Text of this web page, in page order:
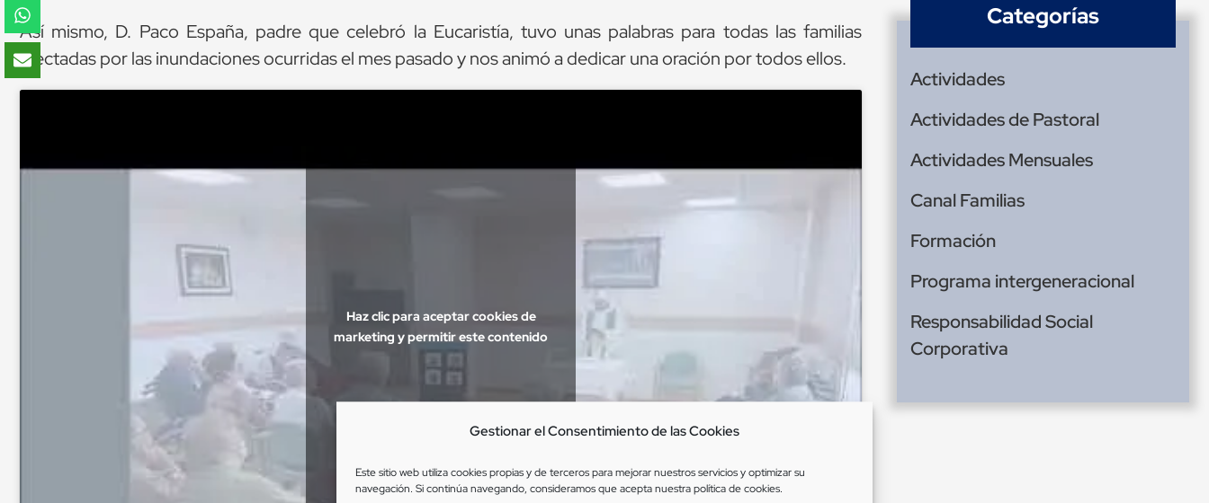
Gestionar el Consentimiento de las Cookies
Este sitio web utiliza cookies propias y de terceros para mejorar nuestros servicios y optimizar su
navegación. Si continúa navegando, consideramos que acepta nuestrapolítica de cookies
Así mismo, D. Paco España, padre que celebró la Eucaristía, tuvo unas palabras para todas las familias
afectadas por las inundaciones ocurridas el mes pasado y nos animó a dedicar una oración por todos ellos.
Haz clic para aceptar cookies de
marketing y permitir este contenido
Categorías
Actividades
Actividades de Pastoral
Actividades Mensuales
Canal Familias
Formación
Programa intergeneracional
Responsabilidad Social
Corporativa